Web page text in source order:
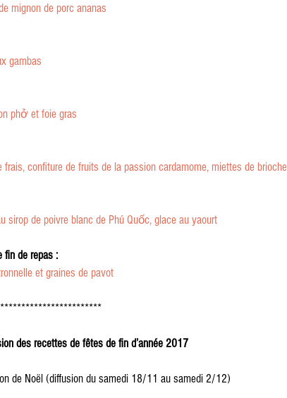
mignon de porc ananas
gambas
phở et foie gras
frais, confiture de fruits de la passion cardamome, miettes de brioche
sirop de poivre blanc de Phú Quốc, glace au yaourt
fin de repas :
et graines de pavot
des recettes de fêtes de fin d’année 2017
de Noël (diffusion du samedi 18/11 au samedi 2/12)